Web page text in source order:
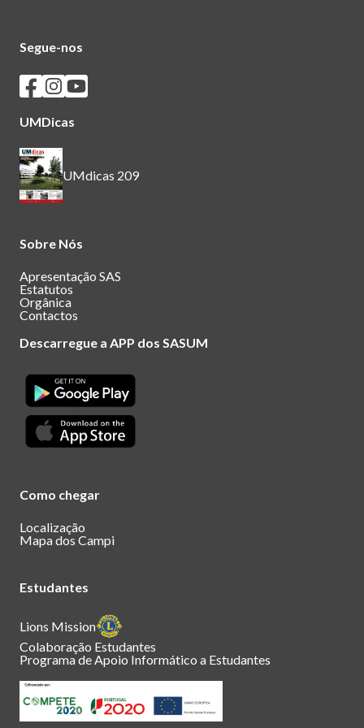
Segue-nos
Seguir os SASUM no Facebook
Seguir os SASUM no Instagram
Seguir os SASUM no Youtube
UMDicas
UMdicas 209
Sobre Nós
Apresentação SAS
Estatutos
Orgânica
Contactos
Descarregue a APP dos SASUM
Como chegar
Localização
Mapa dos Campi
Estudantes
Lions Mission
Colaboração Estudantes
Programa de Apoio Informático a Estudantes